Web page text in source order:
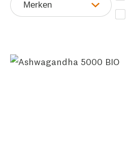
Merken